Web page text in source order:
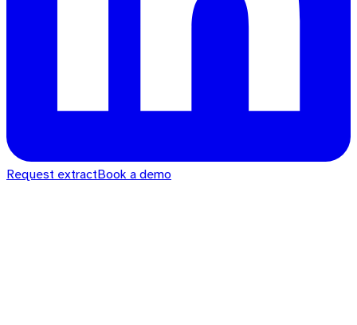
Request extractBook a demo